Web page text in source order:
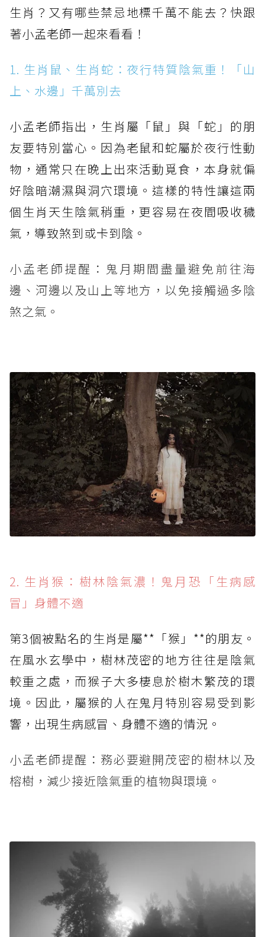
生肖？又有哪些禁忌地標千萬不能去？快跟
著小孟老師一起來看看！
1. 生肖鼠、生肖蛇：夜行特質陰氣重！「山
上、水邊」千萬別去
小孟老師指出，生肖屬「鼠」與「蛇」的朋
友要特別當心。因為老鼠和蛇屬於夜行性動
物，通常只在晚上出來活動覓食，本身就偏
好陰暗潮濕與洞穴環境。這樣的特性讓這兩
個生肖天生陰氣稍重，更容易在夜間吸收穢
氣，導致煞到或卡到陰。
小孟老師提醒：鬼月期間盡量避免前往海
邊、河邊以及山上等地方，以免接觸過多陰
煞之氣。
2. 生肖猴：樹林陰氣濃！鬼月恐「生病感
冒」身體不適
第3個被點名的生肖是屬**「猴」**的朋友。
在風水玄學中，樹林茂密的地方往往是陰氣
較重之處，而猴子大多棲息於樹木繁茂的環
境。因此，屬猴的人在鬼月特別容易受到影
響，出現生病感冒、身體不適的情況。
小孟老師提醒：務必要避開茂密的樹林以及
榕樹，減少接近陰氣重的植物與環境。